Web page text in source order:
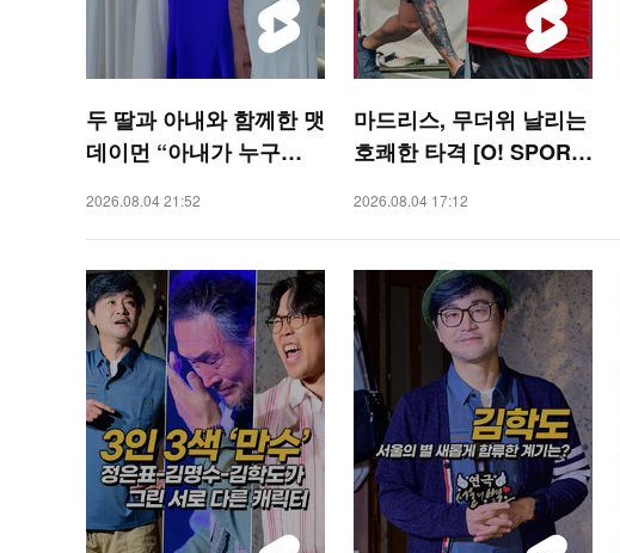
두 딸과 아내와 함께한 맷
데이먼 “아내가 누구
2026.08.04 21:52
마드리스, 무더위 날리는
호쾌한 타격 [O! SPORT
2026.08.04 17:12